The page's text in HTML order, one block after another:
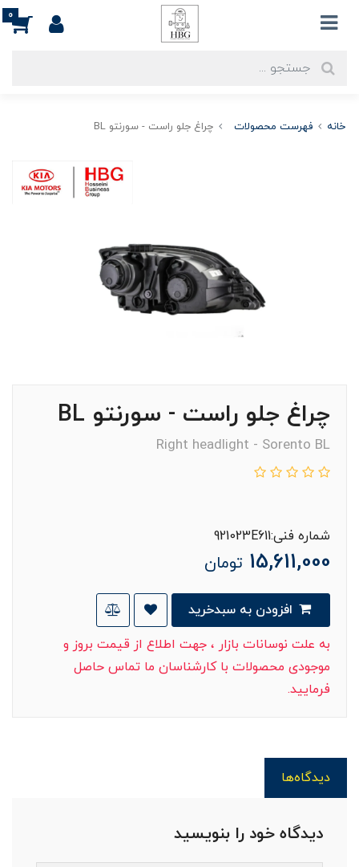
0
خانه فهرست محصولات چراغ جلو راست - سورنتو BL
چراغ جلو راست - سورنتو BL
Right headlight - Sorento BL
شماره فنی:921023E611
15,611,000 تومان
به علت نوسانات بازار ، جهت اطلاع از قیمت بروز و
موجودی محصولات با کارشناسان ما تماس حاصل
فرمایید.
دیدگاه‌ها
دیدگاه خود را بنویسید